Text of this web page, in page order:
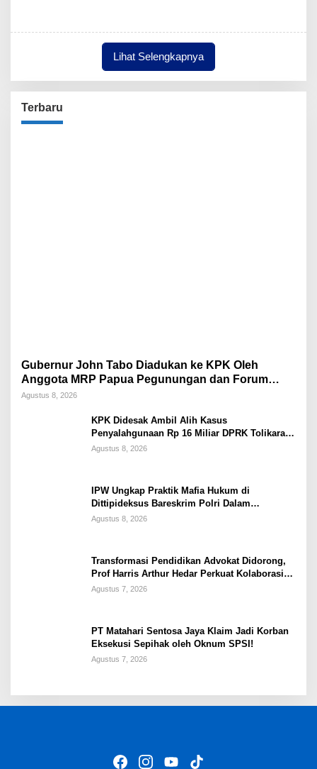
Lihat Selengkapnya
Terbaru
Gubernur John Tabo Diadukan ke KPK Oleh
Anggota MRP Papua Pegunungan dan Forum
Warga Papua
Agustus 8, 2026
KPK Didesak Ambil Alih Kasus
Penyalahgunaan Rp 16 Miliar DPRK Tolikara
Tahun 2017
Agustus 8, 2026
IPW Ungkap Praktik Mafia Hukum di
Dittipideksus Bareskrim Polri Dalam
Penanganan Kasus PT ARA
Agustus 8, 2026
Transformasi Pendidikan Advokat Didorong,
Prof Harris Arthur Hedar Perkuat Kolaborasi
Kampus
Agustus 7, 2026
PT Matahari Sentosa Jaya Klaim Jadi Korban
Eksekusi Sepihak oleh Oknum SPSI!
Agustus 7, 2026